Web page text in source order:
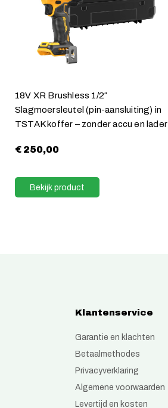
18V XR Brushless 1/2″
Slagmoersleutel (pin-aansluiting) in
TSTAK koffer – zonder accu en lader
€250,00
Bekijk product
Klantenservice
Garantie en klachten
Betaalmethodes
Privacyverklaring
Algemene voorwaarden
Levertijd en kosten